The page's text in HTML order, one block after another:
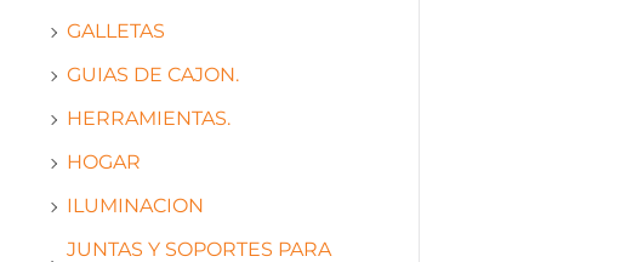
GALLETAS
GUIAS DE CAJON.
HERRAMIENTAS.
HOGAR
ILUMINACION
JUNTAS Y SOPORTES PARA